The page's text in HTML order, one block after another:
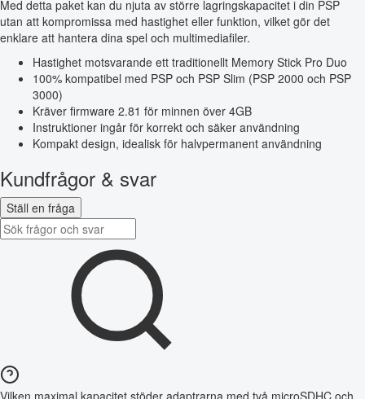
Med detta paket kan du njuta av större lagringskapacitet i din PSP
utan att kompromissa med hastighet eller funktion, vilket gör det
enklare att hantera dina spel och multimediafiler.
Hastighet motsvarande ett traditionellt Memory Stick Pro Duo
100% kompatibel med PSP och PSP Slim (PSP 2000 och PSP
3000)
Kräver firmware 2.81 för minnen över 4GB
Instruktioner ingår för korrekt och säker användning
Kompakt design, idealisk för halvpermanent användning
Kundfrågor & svar
Ställ en fråga
Vilken maximal kapacitet stöder adaptrarna med två microSDHC och